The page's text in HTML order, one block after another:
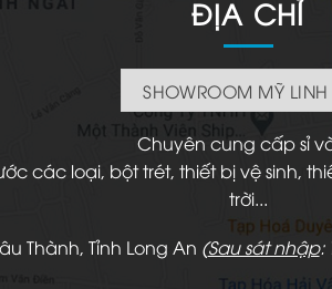
ĐỊA CHỈ
SHOWROOM MỸ LINH
Chuyên cung cấp sỉ
các loại, bột trét, thiết bị vệ sinh,
trời...
Thành, Tỉnh Long An (Sau sát nhập: